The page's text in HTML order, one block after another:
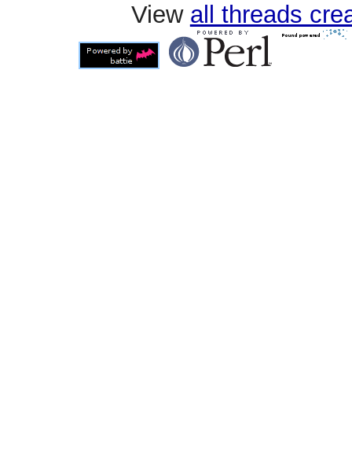
View all threads